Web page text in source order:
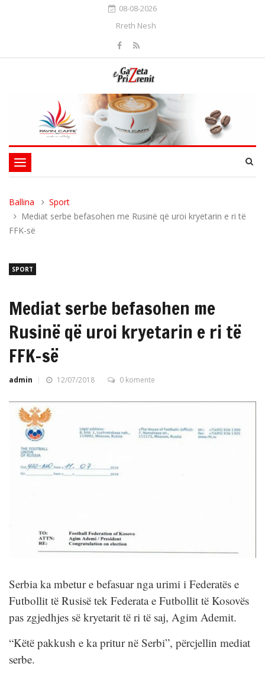
08-08-2026
Rreth Nesh
Toggle
navigation
Ballina
Sport
Mediat serbe befasohen me Rusinë që uroi kryetarin e ri të
FFK-së
SPORT
Mediat serbe befasohen me
Rusinë që uroi kryetarin e ri të
FFK-së
admin 12/07/2018 0 komente
Serbia ka mbetur e befasuar nga urimi i Federatës e
Futbollit të Rusisë tek Federata e Futbollit të Kosovës
pas zgjedhjes së kryetarit të ri të saj, Agim Ademit.
“Këtë pakkush e ka pritur në Serbi”, përcjellin mediat
serbe.